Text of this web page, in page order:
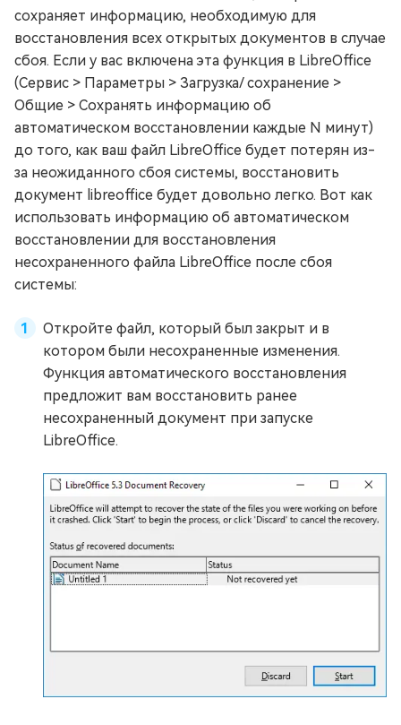
сохраняет информацию, необходимую для
восстановления всех открытых документов в случае
сбоя. Если у вас включена эта функция в LibreOffice
(Сервис > Параметры > Загрузка/ сохранение >
Общие > Сохранять информацию об
автоматическом восстановлении каждые N минут)
до того, как ваш файл LibreOffice будет потерян из-
за неожиданного сбоя системы, восстановить
документ libreoffice будет довольно легко. Вот как
использовать информацию об автоматическом
восстановлении для восстановления
несохраненного файла LibreOffice после сбоя
системы:
Откройте файл, который был закрыт и в
котором были несохраненные изменения.
Функция автоматического восстановления
предложит вам восстановить ранее
несохраненный документ при запуске
LibreOffice.